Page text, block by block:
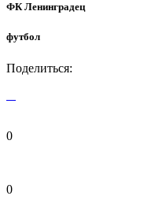
ФК Ленинградец
футбол
Поделиться:
0
0